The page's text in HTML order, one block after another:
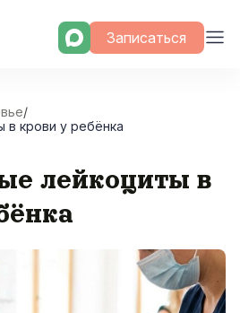
Записаться
/
крови у ребёнка
лейкоциты в